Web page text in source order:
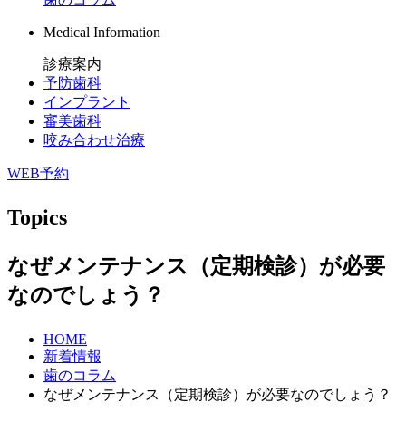
Medical Information
診療案内
予防歯科
インプラント
審美歯科
咬み合わせ治療
WEB予約
Topics
なぜメンテナンス（定期検診）が必要
なのでしょう？
HOME
新着情報
歯のコラム
なぜメンテナンス（定期検診）が必要なのでしょう？